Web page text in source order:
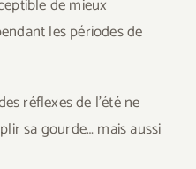
de mieux
les périodes de
réflexes de l’été ne
sa gourde… mais aussi